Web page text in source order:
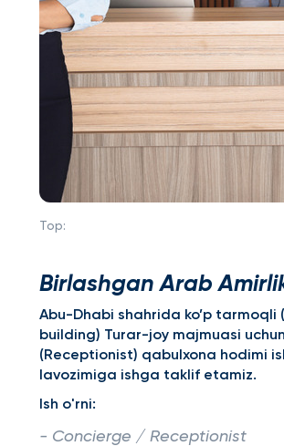
Top:
Birlashgan Arab
Abu-Dhabi shahrida ko’p tarmoqli
building) Turar-joy majmuasi uchun
(Receptionist) qabulxona hodimi
lavozimiga ishga taklif etamiz.
Ish o'rni:
- Concierge / Receptionist